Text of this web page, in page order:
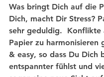
Was bringt Dich auf die
Dich, macht Dir Stress?
sehr geduldig.  Konflikte
Papier zu harmonisieren
& easy, so dass Du Dich
entspannter fühlst und